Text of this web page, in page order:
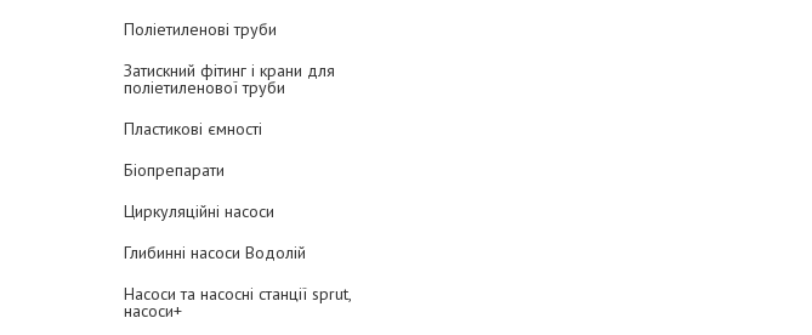
Поліетиленові труби
Затискний фітинг і крани для
поліетиленової труби
Пластикові ємності
Біопрепарати
Циркуляційні насоси
Глибинні насоси Водолій
Насоси та насосні станції sprut,
насоси+